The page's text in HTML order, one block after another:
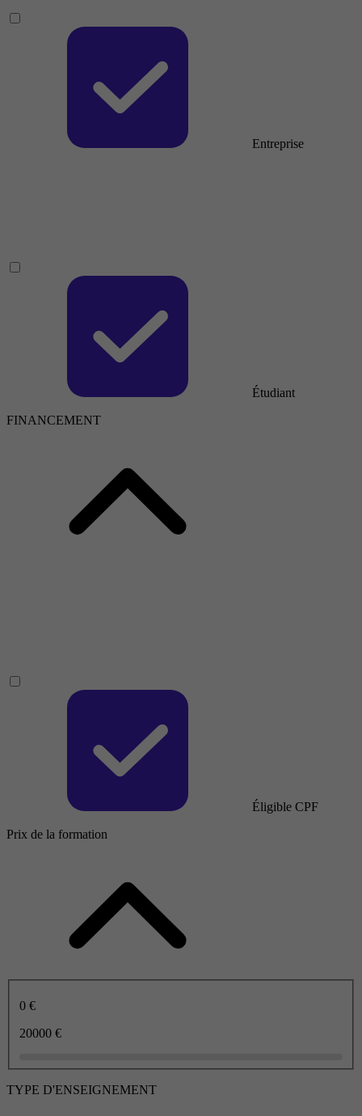
Entreprise
Étudiant
FINANCEMENT
Éligible CPF
Prix de la formation
0 €
20000 €
TYPE D'ENSEIGNEMENT